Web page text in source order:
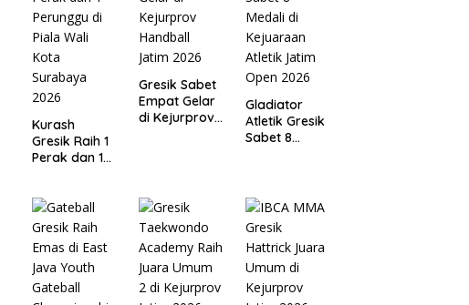
Kurash
Gresik Raih 1
Perak dan 1
Kota
Surabaya
2026
Gresik Sabet
Empat Gelar
di Kejurprov
Gladiator
Atletik Gresik
Sabet 8
Open 2026